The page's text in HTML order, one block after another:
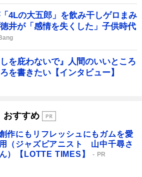
4Lの大五郎」を飲み干しゲロまみ
井が「感情を失くした」子供時代
を庇わないで』人間のいいところ
を書きたい【インタビュー】
おすすめ
作にもリフレッシュにもガムを愛
用（ジャズピアニスト 山中千尋さ
ん）【LOTTE TIMES】
PR